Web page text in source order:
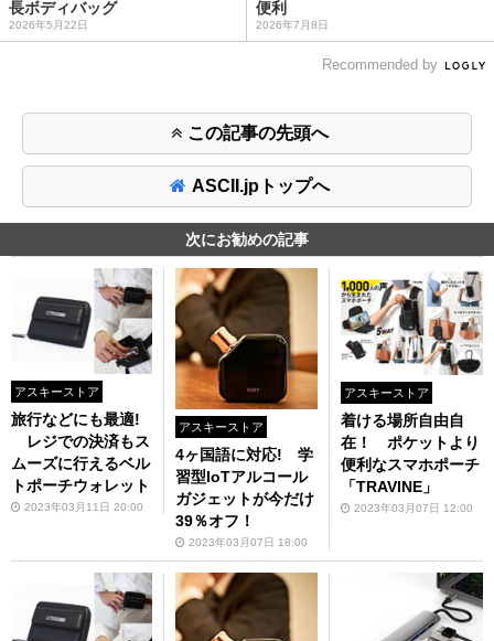
長ボディバッグ
2026年5月22日
便利
2026年7月8日
Recommended by
この記事の先頭へ
ASCII.jpトップへ
次にお勧めの記事
アスキーストア
旅行などにも最適!
レジでの決済もス
ムーズに行えるベル
トポーチウォレット
2023年03月11日 20:00
アスキーストア
4ヶ国語に対応! 学
習型IoTアルコール
ガジェットが今だけ
39％オフ！
2023年03月07日 18:00
アスキーストア
着ける場所自由自
在！ ポケットより
便利なスマホポーチ
「TRAVINE」
2023年03月07日 12:00